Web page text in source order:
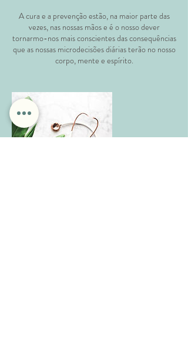
A cura e a prevenção estão, na maior parte das
vezes, nas nossas mãos e é o nosso dever
tornarmo-nos mais conscientes das consequências
que as nossas microdecisões diárias terão no nosso
corpo, mente e espírito.